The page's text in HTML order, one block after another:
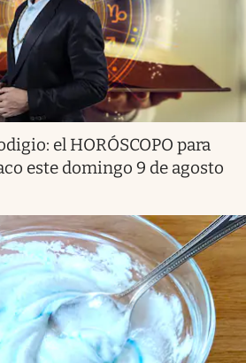
el HORÓSCOPO para
este domingo 9 de agosto